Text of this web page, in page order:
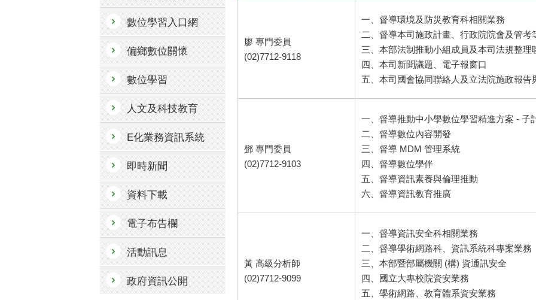
數位學習入口網
偏鄉數位關懷
數位學習
人文及科技教育
E化業務資訊系統
即時新聞
資料下載
電子布告欄
活動訊息
政府資訊公開
廖 專門委員
(02)7712-9118
一、督導環境及防災教育科相關業務
二、督導本司施政計畫、行政院院會及管考
三、本部法制推動小組成員及本司法規整理
四、本司新聞議題、電子報窗口
五、本司國會協同聯絡人及立法院施政報告
鄧 專門委員
(02)7712-9103
一、督導推動中小學數位學習精進方案 - 子
二、督導數位內容開發
三、督導 MDM 管理系統
四、督導數位學伴
五、督導資訊素養與倫理推動
六、督導資訊教育推廣
黃 高級分析師
(02)7712-9099
一、督導資訊安全科相關業務
二、督導學術網路科、資訊系統科專案業務
三、本部暨部屬機關 (構) 資通訊安全
四、國立大專校院資安業務
五、學術網路、教育體系資安業務